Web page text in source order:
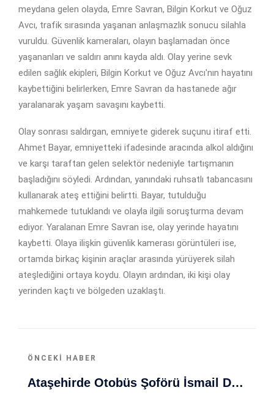
meydana gelen olayda, Emre Savran, Bilgin Korkut ve Oğuz
Avcı, trafik sırasında yaşanan anlaşmazlık sonucu silahla
vuruldu. Güvenlik kameraları, olayın başlamadan önce
yaşananları ve saldırı anını kayda aldı. Olay yerine sevk
edilen sağlık ekipleri, Bilgin Korkut ve Oğuz Avcı'nın hayatını
kaybettiğini belirlerken, Emre Savran da hastanede ağır
yaralanarak yaşam savaşını kaybetti.
Olay sonrası saldırgan, emniyete giderek suçunu itiraf etti.
Ahmet Bayar, emniyetteki ifadesinde aracında alkol aldığını
ve karşı taraftan gelen selektör nedeniyle tartışmanın
başladığını söyledi. Ardından, yanındaki ruhsatlı tabancasını
kullanarak ateş ettiğini belirtti. Bayar, tutulduğu
mahkemede tutuklandı ve olayla ilgili soruşturma devam
ediyor. Yaralanan Emre Savran ise, olay yerinde hayatını
kaybetti. Olaya ilişkin güvenlik kamerası görüntüleri ise,
ortamda birkaç kişinin araçlar arasında yürüyerek silah
ateşlediğini ortaya koydu. Olayın ardından, iki kişi olay
yerinden kaçtı ve bölgeden uzaklaştı.
ÖNCEKI HABER
Ataşehirde Otobüs Şoförü İsmail Demir Ölü Bulundu: Olayın Detayları